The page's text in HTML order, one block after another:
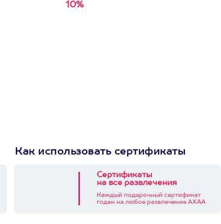
10%
Как использовать сертификаты
Сертификаты
на все развлечения
Каждый подарочный сертификат
годен на любое развлечение АХАА